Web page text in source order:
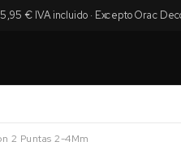
€ IVA incluido · Excepto Orac
2 Puntas 2-4Mm